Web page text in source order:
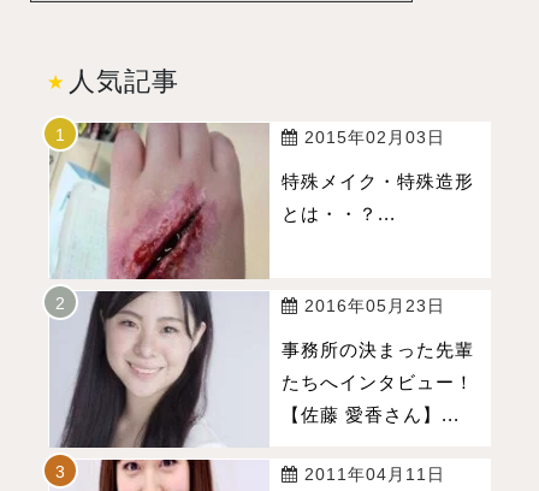
人気記事
2015年02月03日
特殊メイク・特殊造形
とは・・？...
2016年05月23日
事務所の決まった先輩
たちへインタビュー！
【佐藤 愛香さん】...
2011年04月11日